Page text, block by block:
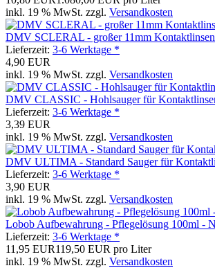
inkl. 19 % MwSt. zzgl. Versandkosten
DMV SCLERAL - großer 11mm
Lieferzeit: 3-6 Werktage *
4,90 EUR
inkl. 19 % MwSt. zzgl. Versandkosten
DMV CLASSIC - Hohlsauger für
Lieferzeit: 3-6 Werktage *
3,39 EUR
inkl. 19 % MwSt. zzgl. Versandkosten
DMV ULTIMA - Standard Sauger für
Lieferzeit: 3-6 Werktage *
3,90 EUR
inkl. 19 % MwSt. zzgl. Versandkosten
Lobob Aufbewahrung - Pflegelösung 100ml -
Lieferzeit: 3-6 Werktage *
11,95 EUR119,50 EUR pro Liter
inkl. 19 % MwSt. zzgl. Versandkosten